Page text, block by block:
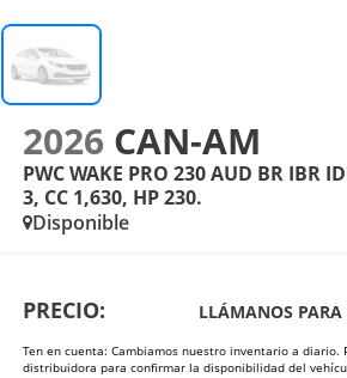
2026 CAN-AM
PWC WAKE PRO 230 AUD BR IBR
3, CC 1,630, HP 230.
Disponible
PRECIO: LLÁMANOS PARA
Ten en cuenta: Cambiamos nuestro inventario a diario.
distribuidora para confirmar la disponibilidad del